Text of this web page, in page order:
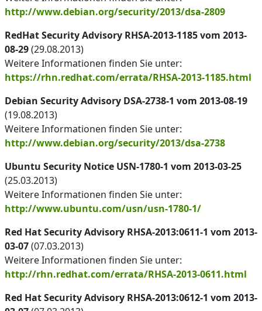
http://www.debian.org/security/2013/dsa-2809
RedHat Security Advisory RHSA-2013-1185 vom 2013-
08-29(29.08.2013)
Weitere Informationen finden Sie unter:
https://rhn.redhat.com/errata/RHSA-2013-1185.html
Debian Security Advisory DSA-2738-1 vom 2013-08-19
(19.08.2013)
Weitere Informationen finden Sie unter:
http://www.debian.org/security/2013/dsa-2738
Ubuntu Security Notice USN-1780-1 vom 2013-03-25
(25.03.2013)
Weitere Informationen finden Sie unter:
http://www.ubuntu.com/usn/usn-1780-1/
Red Hat Security Advisory RHSA-2013:0611-1 vom 2013-
03-07(07.03.2013)
Weitere Informationen finden Sie unter:
http://rhn.redhat.com/errata/RHSA-2013-0611.html
Red Hat Security Advisory RHSA-2013:0612-1 vom 2013-